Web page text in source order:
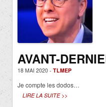
AVANT-
18 MAI 2020 - TLMEP
Je compte les dodos…
LIRE LA SUITE >>